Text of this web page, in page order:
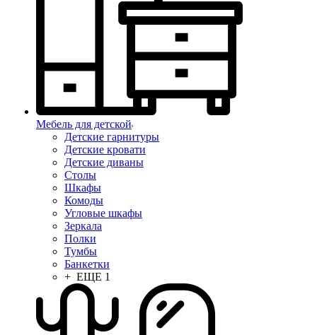
Мебель для детской
Детские гарнитуры
Детские кровати
Детские диваны
Столы
Шкафы
Комоды
Угловые шкафы
Зеркала
Полки
Тумбы
Банкетки
+ ЕЩЕ 1